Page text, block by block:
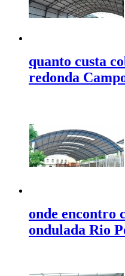
quanto custa
redonda
onde encontro
ondulada Rio